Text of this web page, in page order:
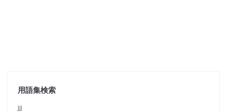
用語集検索
jjj